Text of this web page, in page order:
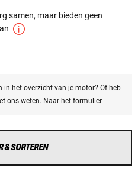
samen, maar bieden geen
in het overzicht van je motor? Of heb
ons weten. Naar het formulier
& SORTEREN